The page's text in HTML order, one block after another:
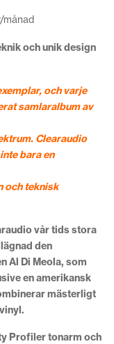
/månad
och unik design
och varje
samlaralbum av
Clearaudio
bara en
och teknisk
vår tids stora
den
Al Di Meola, som
en amerikansk
mästerligt
Profiler tonarm och